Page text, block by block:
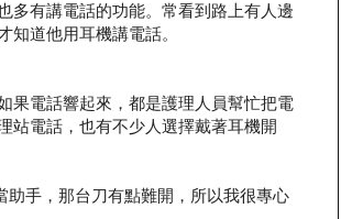
多有講電話的功能。常看到路上有人邊
知道他用耳機講電話。
果電話響起來，都是護理人員幫忙把電
站電話，也有不少人選擇戴著耳機開
手，那台刀有點難開，所以我很專心